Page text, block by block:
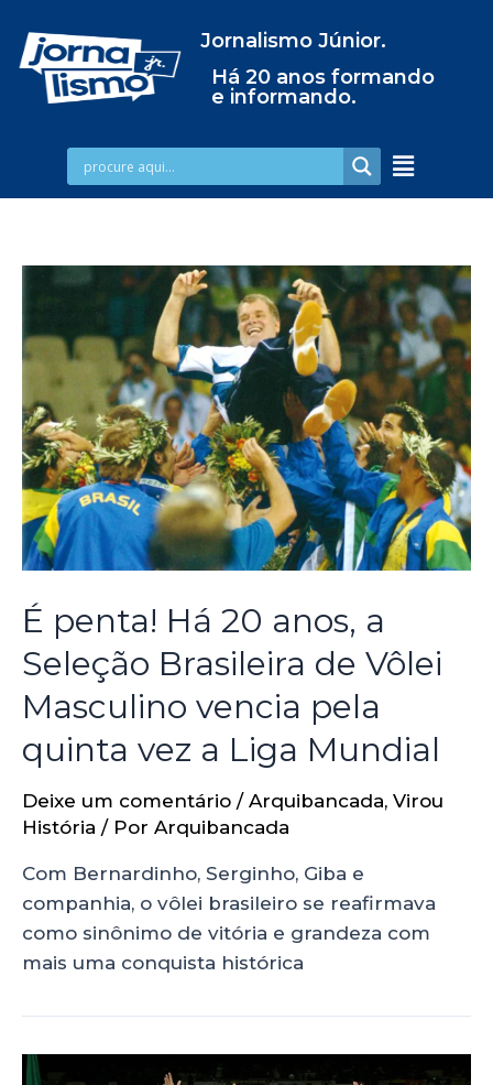
Jornalismo Júnior.
Há 20 anos formando
e informando.
É penta! Há 20 anos, a
Seleção Brasileira de Vôlei
Masculino vencia pela
quinta vez a Liga Mundial
Deixe um comentário / Arquibancada, Virou
História / Por Arquibancada
Com Bernardinho, Serginho, Giba e
companhia, o vôlei brasileiro se reafirmava
como sinônimo de vitória e grandeza com
mais uma conquista histórica